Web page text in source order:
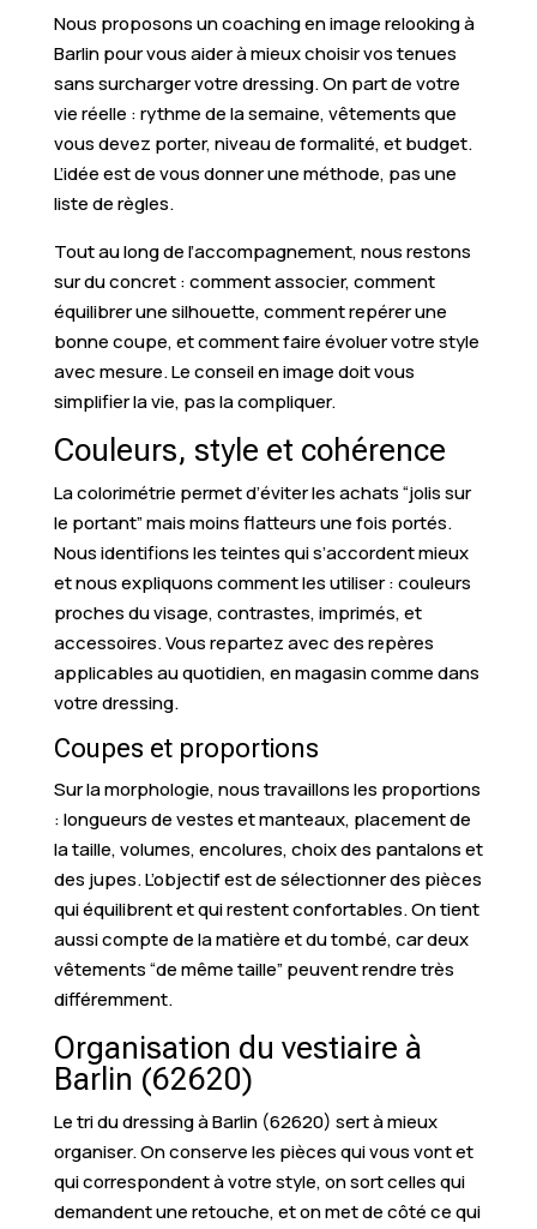
Nous proposons un coaching en image relooking à
Barlin pour vous aider à mieux choisir vos tenues
sans surcharger votre dressing. On part de votre
vie réelle : rythme de la semaine, vêtements que
vous devez porter, niveau de formalité, et budget.
L’idée est de vous donner une méthode, pas une
liste de règles.
Tout au long de l’accompagnement, nous restons
sur du concret : comment associer, comment
équilibrer une silhouette, comment repérer une
bonne coupe, et comment faire évoluer votre style
avec mesure. Le conseil en image doit vous
simplifier la vie, pas la compliquer.
Couleurs, style et cohérence
La colorimétrie permet d’éviter les achats “jolis sur
le portant” mais moins flatteurs une fois portés.
Nous identifions les teintes qui s’accordent mieux
et nous expliquons comment les utiliser : couleurs
proches du visage, contrastes, imprimés, et
accessoires. Vous repartez avec des repères
applicables au quotidien, en magasin comme dans
votre dressing.
Coupes et proportions
Sur la morphologie, nous travaillons les proportions
: longueurs de vestes et manteaux, placement de
la taille, volumes, encolures, choix des pantalons et
des jupes. L’objectif est de sélectionner des pièces
qui équilibrent et qui restent confortables. On tient
aussi compte de la matière et du tombé, car deux
vêtements “de même taille” peuvent rendre très
différemment.
Organisation du vestiaire à
Barlin (62620)
Le tri du dressing à Barlin (62620) sert à mieux
organiser. On conserve les pièces qui vous vont et
qui correspondent à votre style, on sort celles qui
demandent une retouche, et on met de côté ce qui